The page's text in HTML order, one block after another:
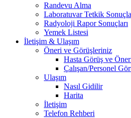
Randevu Alma
Laboratuvar Tetkik
Radyoloji Rapor Sonuçları
Yemek Listesi
İletişim & Ulaşım
Öneri ve Görüşleriniz
Hasta Görüş ve
Çalışan/Personel
Ulaşım
Nasıl Gidilir
Harita
İletişim
Telefon Rehberi